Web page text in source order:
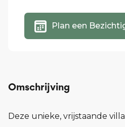
Plan een
Omschrijving
Deze unieke, vrijstaande